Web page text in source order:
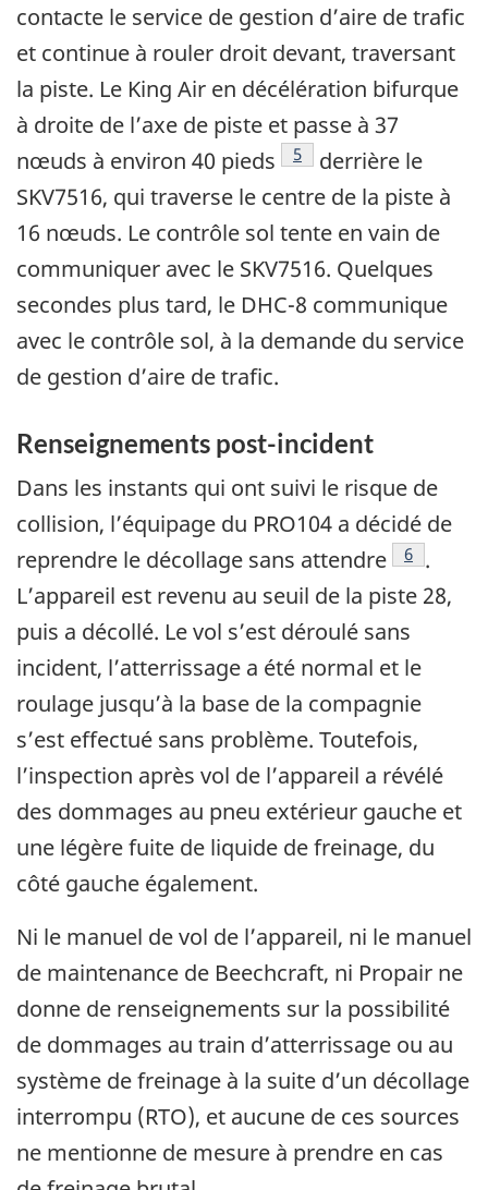
contacte le service de gestion d’aire de trafic
et continue à rouler droit devant, traversant
la piste. Le King Air en décélération bifurque
à droite de l’axe de piste et passe à 37
nœuds à environ 40 pieds
Note de bas de page
5
derrière le
SKV7516, qui traverse le centre de la piste à
16 nœuds. Le contrôle sol tente en vain de
communiquer avec le SKV7516. Quelques
secondes plus tard, le DHC-8 communique
avec le contrôle sol, à la demande du service
de gestion d’aire de trafic.
Renseignements post-incident
Dans les instants qui ont suivi le risque de
collision, l’équipage du PRO104 a décidé de
reprendre le décollage sans attendre
Note de
6 .
L’appareil est revenu au seuil de la piste 28,
puis a décollé. Le vol s’est déroulé sans
incident, l’atterrissage a été normal et le
roulage jusqu’à la base de la compagnie
s’est effectué sans problème. Toutefois,
l’inspection après vol de l’appareil a révélé
des dommages au pneu extérieur gauche et
une légère fuite de liquide de freinage, du
côté gauche également.
Ni le manuel de vol de l’appareil, ni le manuel
de maintenance de Beechcraft, ni Propair ne
donne de renseignements sur la possibilité
de dommages au train d’atterrissage ou au
système de freinage à la suite d’un décollage
interrompu (RTO), et aucune de ces sources
ne mentionne de mesure à prendre en cas